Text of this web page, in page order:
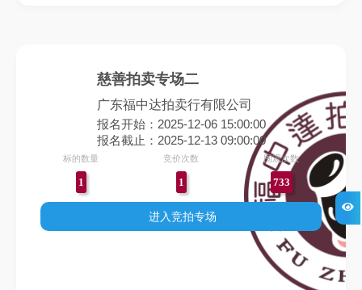
慈善拍卖专场二
广东福中达拍卖行有限公司
报名开始：2025-12-06 15:00:00
报名截止：2025-12-13 09:00:00
标的数量
1
竞价次数
1
围观次数
733
进入竞拍专场